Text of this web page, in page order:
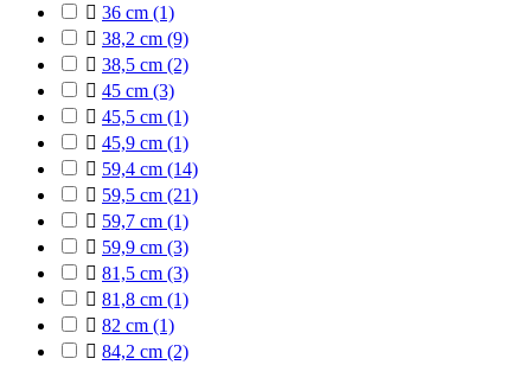
 36 cm (1)
 38,2 cm (9)
 38,5 cm (2)
 45 cm (3)
 45,5 cm (1)
 45,9 cm (1)
 59,4 cm (14)
 59,5 cm (21)
 59,7 cm (1)
 59,9 cm (3)
 81,5 cm (3)
 81,8 cm (1)
 82 cm (1)
 84,2 cm (2)